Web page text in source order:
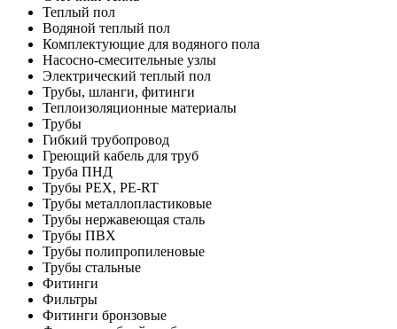
Теплый пол
Водяной теплый пол
Комплектующие для водяного пола
Насосно-смесительные узлы
Электрический теплый пол
Трубы, шланги, фитинги
Теплоизоляционные материалы
Трубы
Гибкий трубопровод
Греющий кабель для труб
Труба ПНД
Трубы PEX, PE-RT
Трубы металлопластиковые
Трубы нержавеющая сталь
Трубы ПВХ
Трубы полипропиленовые
Трубы стальные
Фитинги
Фильтры
Фитинги бронзовые